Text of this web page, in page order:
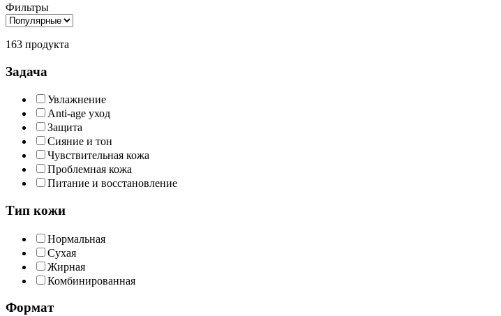
Фильтры
163 продукта
Задача
Увлажнение
Anti-age уход
Защита
Сияние и тон
Чувствительная кожа
Проблемная кожа
Питание и восстановление
Тип кожи
Нормальная
Сухая
Жирная
Комбинированная
Формат